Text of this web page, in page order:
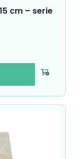
cm – serie
Voeg toe